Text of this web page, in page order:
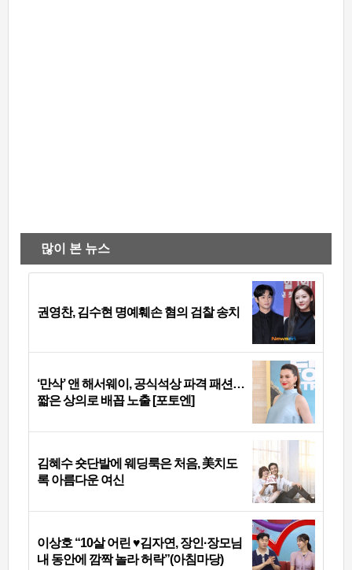
많이 본 뉴스
권영찬, 김수현 명예훼손 혐의 검찰 송치
‘만삭’ 앤 해서웨이, 공식석상 파격 패션…
짧은 상의로 배꼽 노출 [포토엔]
김혜수 숏단발에 웨딩룩은 처음, 美치도
록 아름다운 여신
이상호 “10살 어린 ♥김자연, 장인·장모님
내 동안에 깜짝 놀라 허락”(아침마당)